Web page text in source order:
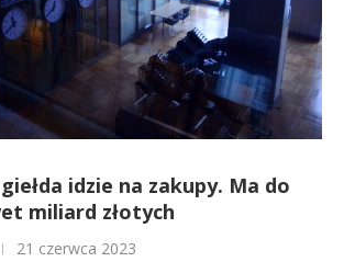
idzie na zakupy. Ma do
miliard złotych
21 czerwca 2023